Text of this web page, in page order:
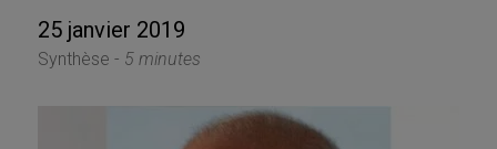
25 janvier 2019
Synthèse - 5 minutes